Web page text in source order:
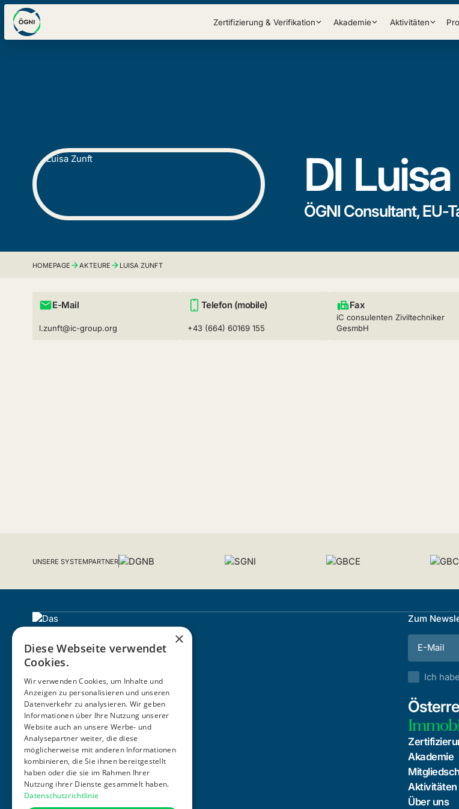
Zertifizierung & Verifikation Akademie Aktivitäten
DI
ÖGNI Consultant, EU-
HOMEPAGE AKTEURE LUISA ZUNFT
E-Mail
l.zunft@ic-group.org
Telefon (mobile)
+43 (664) 60169 155
Fax
iC consulenten Ziviltechniker
GesmbH
UNSERE SYSTEMPARTNER
ZERTIFIZIERUNG
Zum
Ich
Akademie
Aktivitäten
Über uns
×
Diese Webseite verwendet
Cookies.
Wir verwenden Cookies, um Inhalte und
Anzeigen zu personalisieren und unseren
Datenverkehr zu analysieren. Wir geben
Informationen über Ihre Nutzung unserer
Website auch an unsere Werbe- und
Analysepartner weiter, die diese
möglicherweise mit anderen Informationen
kombinieren, die Sie ihnen bereitgestellt
haben oder die sie im Rahmen Ihrer
Nutzung ihrer Dienste gesammelt haben.
Datenschutzrichtlinie